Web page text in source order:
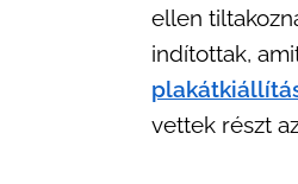
ellen
indítottak,
vettek részt